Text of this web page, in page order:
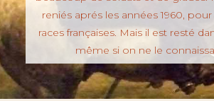
reniés aprés les années 1960,
races françaises. Mais il est resté
même si on ne le